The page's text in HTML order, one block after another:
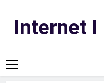
contentInternet I